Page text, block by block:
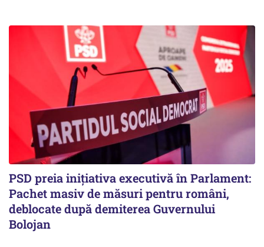
PSD preia inițiativa executivă în Parlament:
Pachet masiv de măsuri pentru români,
deblocate după demiterea Guvernului
Bolojan